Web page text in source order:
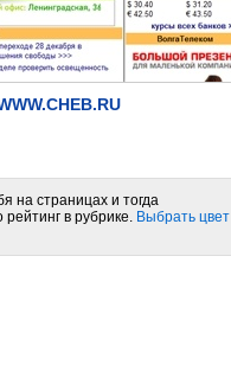
на страницах и тогда
рейтинг в рубрике. Выбрать цвет